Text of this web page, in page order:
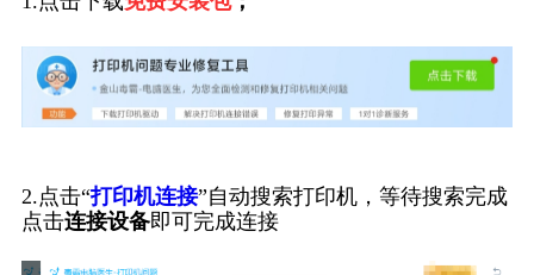
2.点击“打印机连接”自动搜索打印机，等待搜索完成
点击连接设备即可完成连接